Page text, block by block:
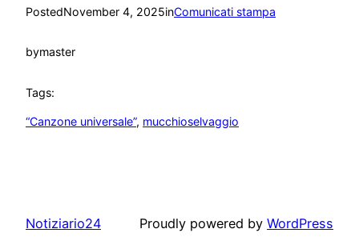
PostedNovember 4, 2025inComunicati stampa
bymaster
Tags:
“Canzone universale”, mucchioselvaggio
Notiziario24 Proudly powered by WordPress